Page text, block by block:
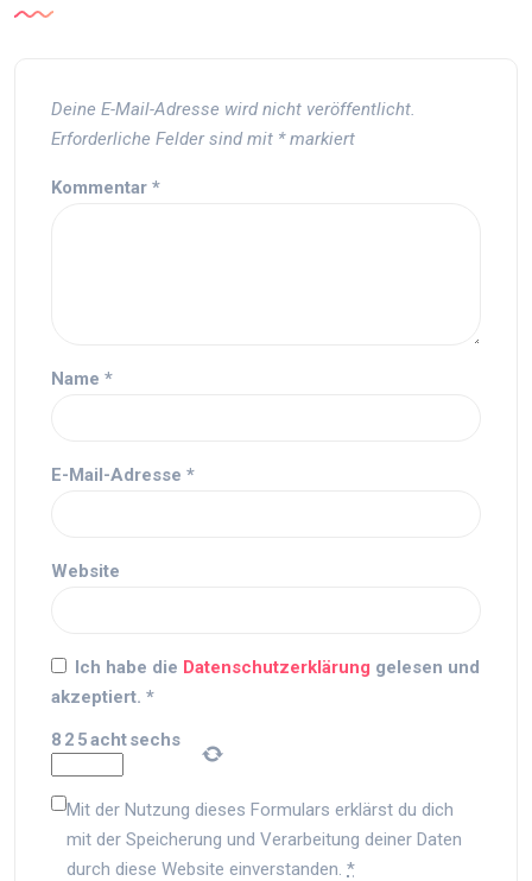
Deine E-Mail-Adresse wird nicht veröffentlicht.
Erforderliche Felder sind mit *markiert
Kommentar *
Name *
E-Mail-Adresse *
Website
Ich habe die Datenschutzerklärung gelesen und
akzeptiert. *
8 2 5achtsechs
Mit der Nutzung dieses Formulars erklärst du dich
mit der Speicherung und Verarbeitung deiner Daten
durch diese Website einverstanden. *